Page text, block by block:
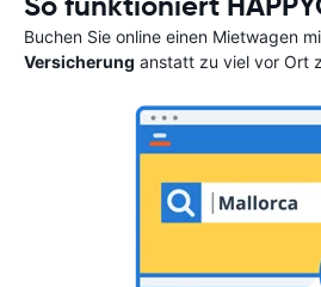
Buchen Sie online einen Mietwagen
Versicherung anstatt zu viel vor Ort